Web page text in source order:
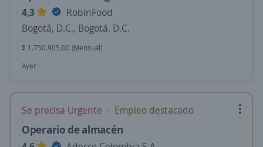
4,3
RobinFood
Bogotá, D.C., Bogotá, D.C.
$ 1.750.905,00 (Mensual)
Ayer
Se precisa Urgente Empleo destacado
Operario de almacén